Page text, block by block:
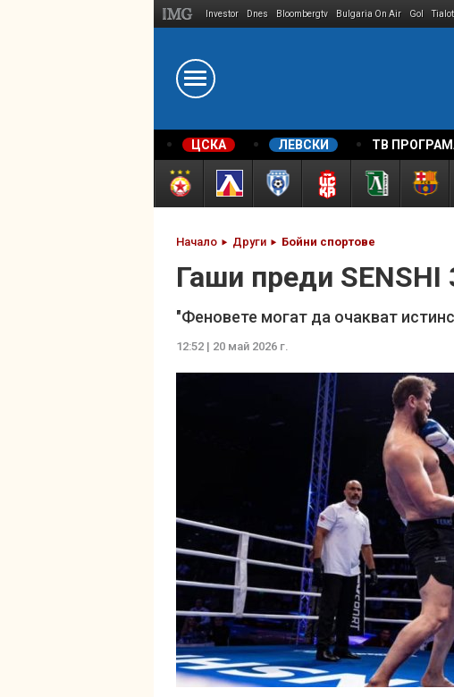
Investor Dnes Bloombergtv Bulgaria On Air Gol
ЦСКА ЛЕВСКИ ТВ
Начало Други Бойни спортове
Гаши преди
"Феновете могат да очакват
12:52 | 20 май 2026 г.